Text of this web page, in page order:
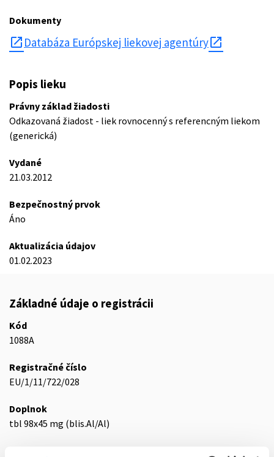
Dokumenty
open_in_new Databáza Európskej liekovej agentúry
Popis lieku
Právny základ žiadosti
Odkazovaná žiadost - liek rovnocenný s referencným liekom
(generická)
Vydané
21.03.2012
Bezpečnostný prvok
Áno
Aktualizácia údajov
01.02.2023
Základné údaje o registrácii
Kód
1088A
Registračné číslo
EU/1/11/722/028
Doplnok
tbl 98x45 mg (blis.Al/Al)